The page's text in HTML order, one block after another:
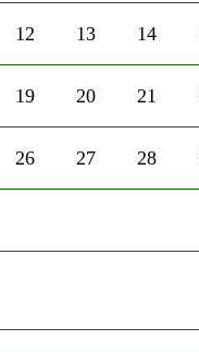
12 13 14
19 20 21
26 27 28